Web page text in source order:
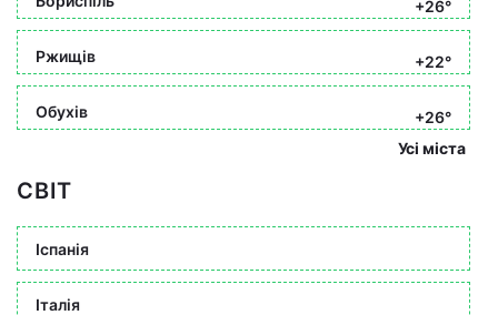
+26°
Ржищів +22°
Обухів
+26°
Усі міста
СВІТ
Іспанія
Італія